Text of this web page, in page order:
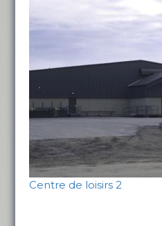
Centre de loisirs 2